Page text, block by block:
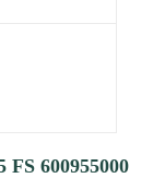
600955000